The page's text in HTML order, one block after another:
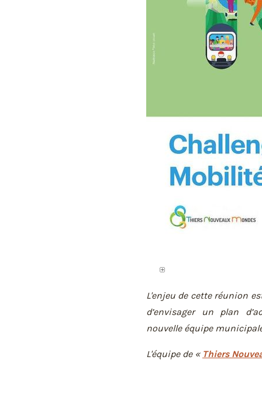
L'enjeu de cette réunion
d’envisager un plan
nouvelle équipe
L'équipe de « Thiers